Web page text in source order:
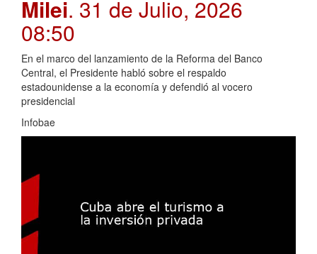
Milei. 31 de Julio, 2026
08:50
En el marco del lanzamiento de la Reforma del Banco
Central, el Presidente habló sobre el respaldo
estadounidense a la economía y defendió al vocero
presidencial
Infobae